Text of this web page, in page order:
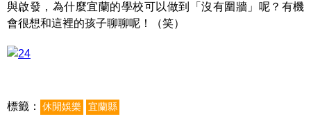
與啟發，為什麼宜蘭的學校可以做到「沒有圍牆」呢？有機
會很想和這裡的孩子聊聊呢！（笑）
標籤： 休閒娛樂 宜蘭縣